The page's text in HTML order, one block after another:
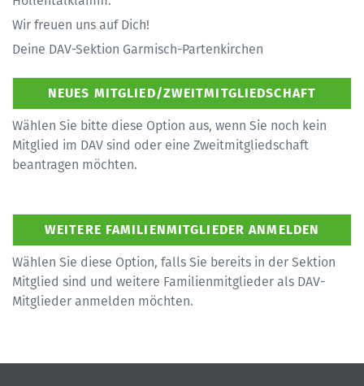
Wir freuen uns auf Dich!
Deine DAV-Sektion Garmisch-Partenkirchen
Wählen Sie bitte diese Option aus, wenn Sie noch kein
Mitglied im DAV sind oder eine Zweitmitgliedschaft
beantragen möchten.
Wählen Sie diese Option, falls Sie bereits in der Sektion
Mitglied sind und weitere Familienmitglieder als DAV-
Mitglieder anmelden möchten.